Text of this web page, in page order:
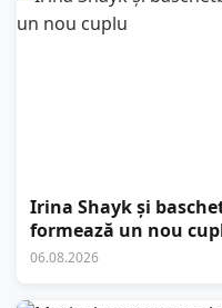
Irina Shayk și
formează un nou
06.08.2026